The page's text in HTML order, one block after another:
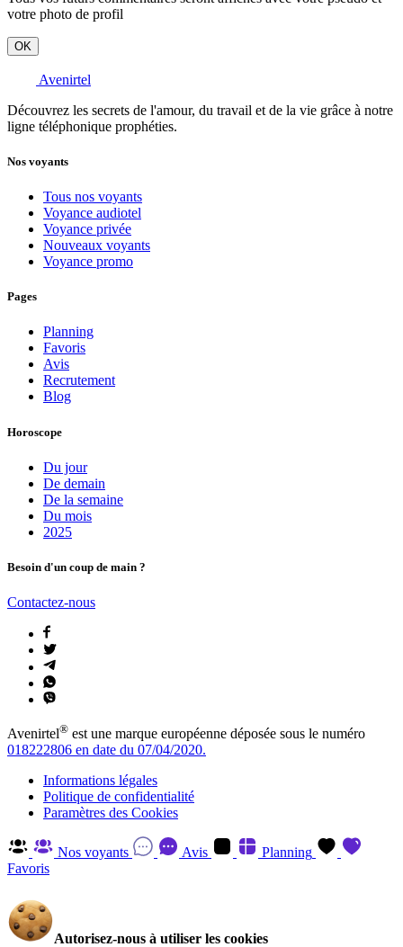
votre photo de profil
OK
Avenirtel
Découvrez les secrets de l'amour, du travail et de la vie grâce à notre
ligne téléphonique prophéties.
Nos voyants
Tous nos voyants
Voyance audiotel
Voyance privée
Nouveaux voyants
Voyance promo
Pages
Planning
Favoris
Avis
Recrutement
Blog
Horoscope
Du jour
De demain
De la semaine
Du mois
2025
Besoin d'un coup de main ?
Contactez-nous
Avenirtel® est une marque européenne déposée sous le numéro
018222806 en date du 07/04/2020.
Informations légales
Politique de confidentialité
Paramètres des Cookies
Nos voyants Avis
Planning
Favoris
Autorisez-nous à utiliser les cookies